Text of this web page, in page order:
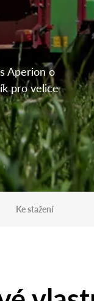
Aperion o
pro velice
Ke stažení